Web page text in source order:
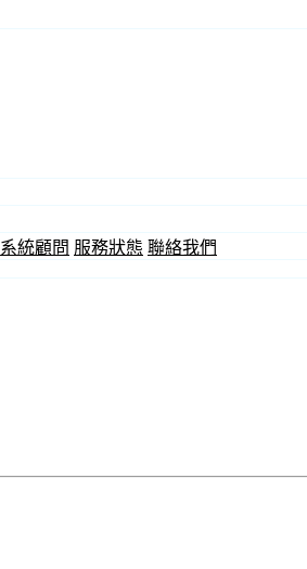
系統顧問 服務狀態 聯絡我們